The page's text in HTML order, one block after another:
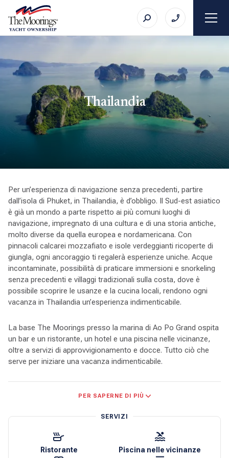
Thailandia
Per un’esperienza di navigazione senza precedenti, partire
dall’isola di Phuket, in Thailandia, è d’obbligo. Il Sud-est asiatico
è già un mondo a parte rispetto ai più comuni luoghi di
navigazione, impregnato di una cultura e di una storia antiche,
molto diverse da quella europea e nordamericana. Con
pinnacoli calcarei mozzafiato e isole verdeggianti ricoperte di
giungla, ogni ancoraggio ti regalerà esperienze uniche. Acque
incontaminate, possibilità di praticare immersioni e snorkeling
senza precedenti e villaggi tradizionali sulla costa, dove è
possibile scoprire le usanze e la cucina locali, rendono ogni
vacanza in Thailandia un’esperienza indimenticabile.
La base The Moorings presso la marina di Ao Po Grand ospita
un bar e un ristorante, un hotel e una piscina nelle vicinanze,
oltre a servizi di approvvigionamento e docce. Tutto ciò che
serve per iniziare una vacanza indimenticabile.
Andamane. I parchi nazionali e le 130 isole sono disseminati tra
imponenti pilastri calcarei al largo oppure nascosto in un porto
di Phuket o della terraferma, c’è sempre qualcosa di
affascinante da vedere, ascoltare o assaporare. Anche l’isola di
Phuket ha molto da offrire, con villaggi costieri dove mangiare
PER SAPERNE DI PIÙ
SERVIZI
Ristorante Piscina nelle vicinanze